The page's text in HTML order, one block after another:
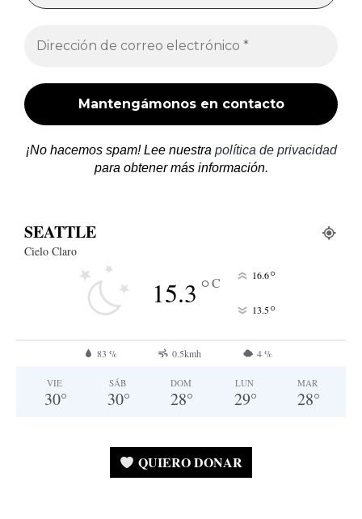
¡No hacemos spam! Lee nuestra política de privacidad
para obtener más información.
SEATTLE
Cielo Claro
15.3°C 16.6°
13.5°
83 % 0.5kmh 4 %
VIE
30°
SÁB
30°
DOM
28°
LUN
29°
MAR
28°
QUIERO DONAR